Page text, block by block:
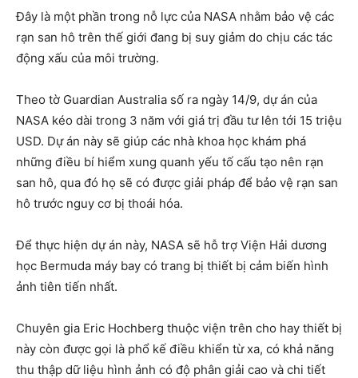
Đây là một phần trong nỗ lực của NASA nhằm bảo vệ các
rạn san hô trên thế giới đang bị suy giảm do chịu các tác
động xấu của môi trường.
Theo tờ Guardian Australia số ra ngày 14/9, dự án của
NASA kéo dài trong 3 năm với giá trị đầu tư lên tới 15 triệu
USD. Dự án này sẽ giúp các nhà khoa học khám phá
những điều bí hiểm xung quanh yếu tố cấu tạo nên rạn
san hô, qua đó họ sẽ có được giải pháp để bảo vệ rạn san
hô trước nguy cơ bị thoái hóa.
Để thực hiện dự án này, NASA sẽ hỗ trợ Viện Hải dương
học Bermuda máy bay có trang bị thiết bị cảm biến hình
ảnh tiên tiến nhất.
Chuyên gia Eric Hochberg thuộc viện trên cho hay thiết bị
này còn được gọi là phổ kế điều khiển từ xa, có khả năng
thu thập dữ liệu hình ảnh có độ phân giải cao và chi tiết